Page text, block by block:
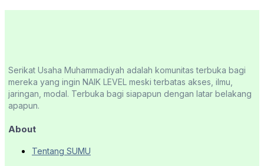
Serikat Usaha Muhammadiyah adalah komunitas terbuka bagi
mereka yang ingin NAIK LEVEL meski terbatas akses, ilmu,
jaringan, modal. Terbuka bagi siapapun dengan latar belakang
apapun.
About
Tentang SUMU